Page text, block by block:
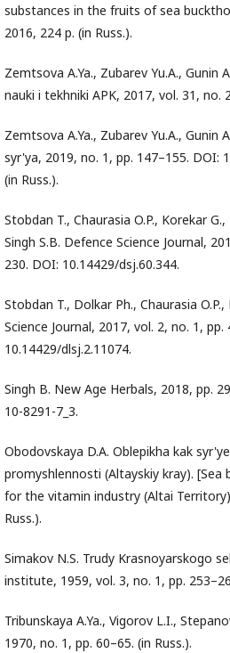
substances in the fruits of sea
2016, 224 p. (in Russ.).
Zemtsova A.Ya., Zubarev Yu.A., Gunin
nauki i tekhniki APK, 2017, vol. 31, no.
Zemtsova A.Ya., Zubarev Yu.A., Gunin
syr'ya, 2019, no. 1, pp. 147–155. DOI:
(in Russ.).
Stobdan T., Chaurasia O.P., Korekar
Singh S.B. Defence Science Journal,
230. DOI: 10.14429/dsj.60.344.
Stobdan T., Dolkar Ph., Chaurasia
Science Journal, 2017, vol. 2, no. 1, pp.
10.14429/dlsj.2.11074.
Singh B. New Age Herbals, 2018, pp.
10-8291-7_3.
Obodovskaya D.A. Oblepikha kak
promyshlennosti (Altayskiy kray).
for the vitamin industry (Altai
Russ.).
Simakov N.S. Trudy Krasnoyarskogo
institute, 1959, vol. 3, no. 1, pp.
Tribunskaya A.Ya., Vigorov L.I.,
1970, no. 1, pp. 60–65. (in Russ.).